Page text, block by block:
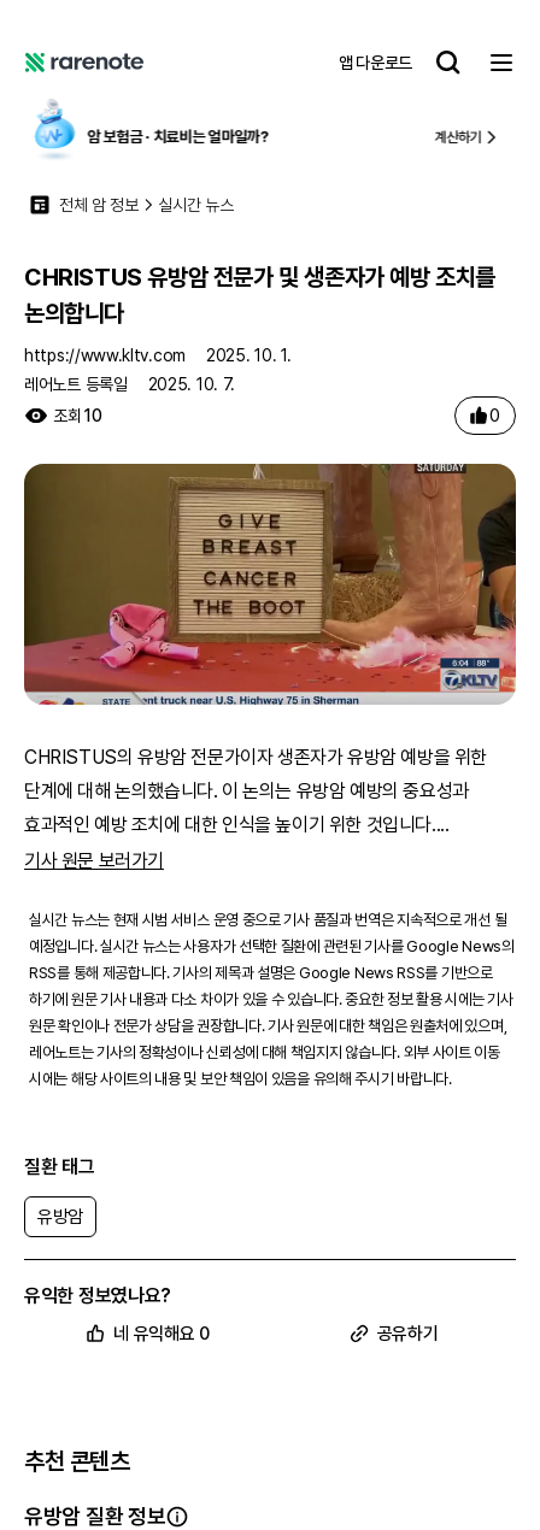
어
노
트
앱 다운로드
레
노
트
암 보험금 ∙ 치료비는 얼마일까? 계산하기
전체 암 정보 실시간 뉴스
CHRISTUS 유방암 전문가 및 생존자가 예방 조치를
논의합니다
https://www.kltv.com
2025. 10. 1.
레어노트 등록일
2025. 10. 7.
조회 10 0
CHRISTUS의 유방암 전문가이자 생존자가 유방암 예방을 위한
단계에 대해 논의했습니다. 이 논의는 유방암 예방의 중요성과
효과적인 예방 조치에 대한 인식을 높이기 위한 것입니다....
기사 원문 보러가기
실시간 뉴스는 현재 시범 서비스 운영 중으로 기사 품질과 번역은 지속적으로 개선 될
예정입니다. 실시간 뉴스는 사용자가 선택한 질환에 관련된 기사를 Google News의
RSS를 통해 제공합니다. 기사의 제목과 설명은 Google News RSS를 기반으로
하기에 원문 기사 내용과 다소 차이가 있을 수 있습니다. 중요한 정보 활용 시에는 기사
원문 확인이나 전문가 상담을 권장합니다. 기사 원문에 대한 책임은 원출처에 있으며,
레어노트는 기사의 정확성이나 신뢰성에 대해 책임지지 않습니다. 외부 사이트 이동
시에는 해당 사이트의 내용 및 보안 책임이 있음을 유의해 주시기 바랍니다.
질환 태그
유방암
유익한 정보였나요?
네 유익해요 0 공유하기
추천 콘텐츠
유방암 질환 정보